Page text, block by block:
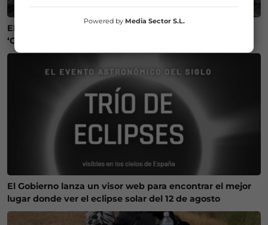
El Ayuntamiento de Gernika ayudará a restaurar un
‘Guernica’ argentino
El Gobierno lanza un visor web para encontrar el mejor
lugar donde ver el eclipse solar del 12 de agosto
Powered by Media Sector S.L.